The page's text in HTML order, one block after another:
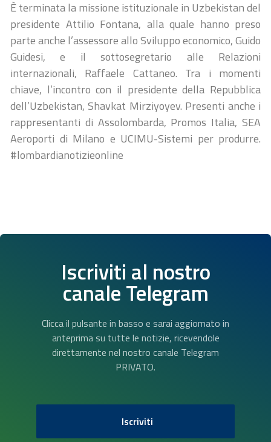
È terminata la missione istituzionale in Uzbekistan del
presidente Attilio Fontana, alla quale hanno preso
parte anche l’assessore allo Sviluppo economico, Guido
Guidesi, e il sottosegretario alle Relazioni
internazionali, Raffaele Cattaneo. Tra i momenti
chiave, l’incontro con il presidente della Repubblica
dell’Uzbekistan, Shavkat Mirziyoyev. Presenti anche i
rappresentanti di Assolombarda, Promos Italia, SEA
Aeroporti di Milano e UCIMU-Sistemi per produrre.
#lombardianotizieonline
Iscriviti al nostro
canale Telegram
Clicca il pulsante in basso e sarai aggiornato in
anteprima su tutte le notizie, ricevendole
direttamente nel nostro canale Telegram
PRIVATO.
Iscriviti